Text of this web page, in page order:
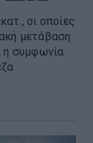
οι οποίες
μετάβαση
η συμφωνία